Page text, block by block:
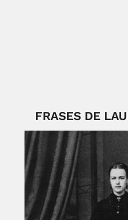
FRASES DE